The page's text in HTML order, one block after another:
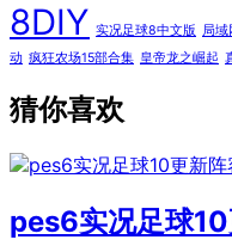
8DIY 实况足球8中文版 局域
动 疯狂农场15部合集 皇帝龙之崛起
猜你喜欢
pes6实况足球10